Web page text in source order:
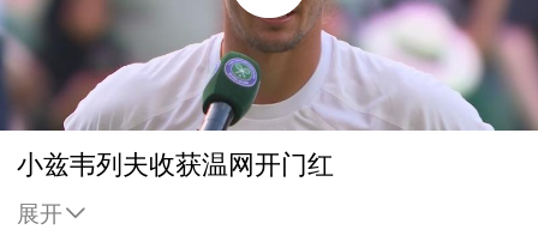
小兹韦列夫收获温网开门红
展开